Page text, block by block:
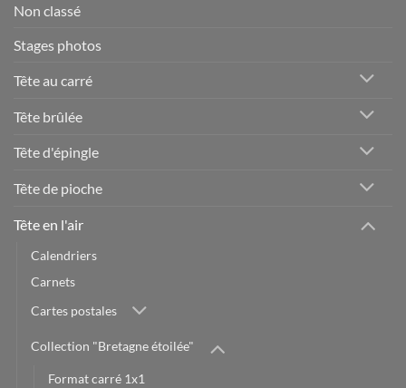
Non classé
Stages photos
Tête au carré
Tête brûlée
Tête d'épingle
Tête de pioche
Tête en l'air
Calendriers
Carnets
Cartes postales
Collection "Bretagne étoilée"
Format carré 1x1